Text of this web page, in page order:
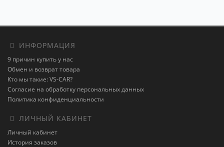
ИНФОРМАЦИЯ
9 причин купить у нас
Обмен и возврат товара
Кто мы такие: VS-CAR?
Согласие на обработку персональных данных
Политика конфиденциальности
ЛИЧНЫЙ КАБИНЕТ
Личный кабинет
История заказов